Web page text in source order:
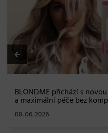
BLONDME přichází s
a maximální péče bez
08. 06. 2026